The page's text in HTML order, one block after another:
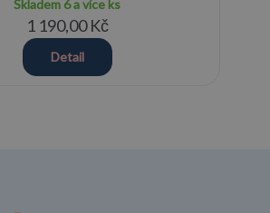
Skladem 6 a více ks
1 190,00 Kč
Detail